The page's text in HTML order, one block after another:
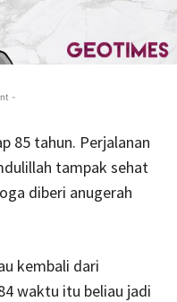
-
85 tahun. Perjalanan
tampak sehat
diberi anugerah
kembali dari
waktu itu beliau jadi